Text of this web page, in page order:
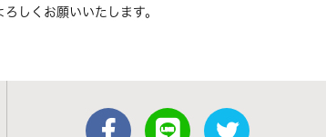
しくお願いいたします。